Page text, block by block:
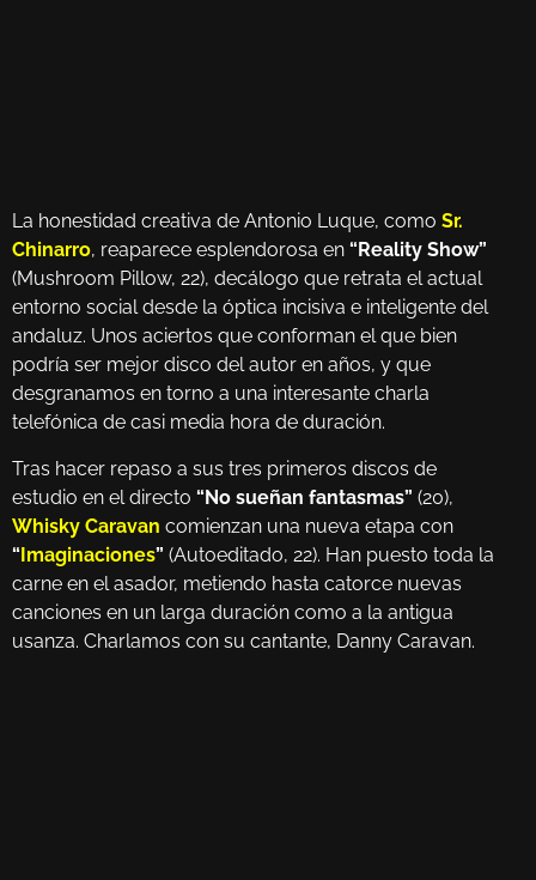
La honestidad creativa de Antonio Luque, como Sr.
Chinarro, reaparece esplendorosa en “Reality Show”
(Mushroom Pillow, 22), decálogo que retrata el actual
entorno social desde la óptica incisiva e inteligente del
andaluz. Unos aciertos que conforman el que bien
podría ser mejor disco del autor en años, y que
desgranamos en torno a una interesante charla
telefónica de casi media hora de duración.
Tras hacer repaso a sus tres primeros discos de
estudio en el directo “No sueñan fantasmas” (20),
Whisky Caravan comienzan una nueva etapa con
“Imaginaciones” (Autoeditado, 22). Han puesto toda la
carne en el asador, metiendo hasta catorce nuevas
canciones en un larga duración como a la antigua
usanza. Charlamos con su cantante, Danny Caravan.